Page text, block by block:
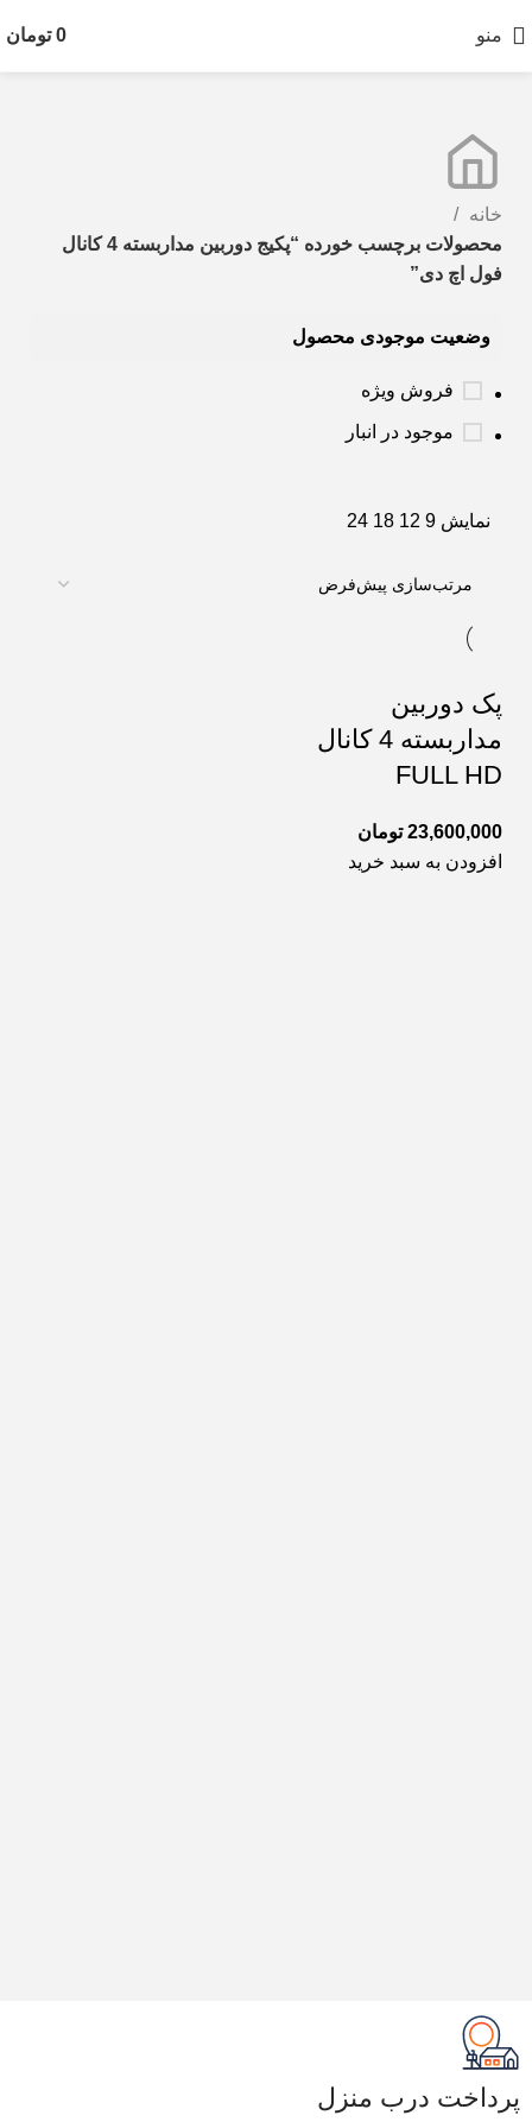
منو 0 تومان
خانه
محصولات برچسب خورده “پکیج دوربین مداربسته 4 کانال
فول اچ دی”
وضعیت موجودی محصول
فروش ویژه
موجود در انبار
نمایش 9
12
18
24
پک دوربین
مداربسته 4 کانال
FULL HD
23,600,000 تومان
افزودن به سبد خرید
پرداخت درب منزل